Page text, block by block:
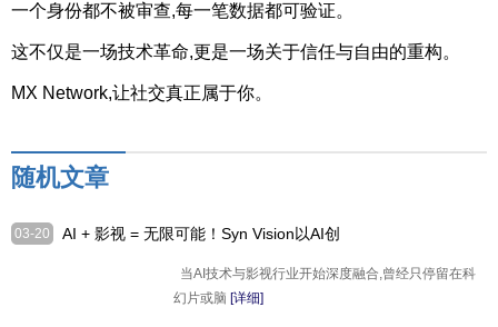
一个身份都不被审查,每一笔数据都可验证。
这不仅是一场技术革命,更是一场关于信任与自由的重构。
MX Network,让社交真正属于你。
随机文章
03-20
AI + 影视 = 无限可能！Syn Vision以AI创
当AI技术与影视行业开始深度融合,曾经只停留在科
幻片或脑 [详细]